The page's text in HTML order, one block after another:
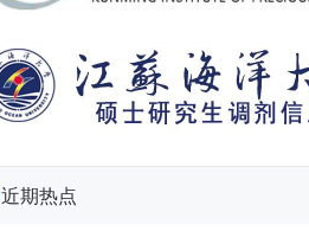
近期热点